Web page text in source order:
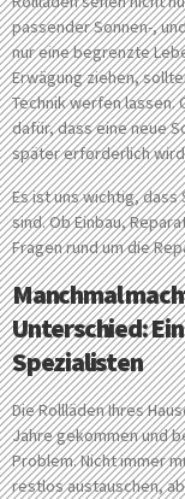
passender Sonnen-,
nur eine begrenzte
Erwägung ziehen,
Technik werfen
dafür, dass eine neue
später erforderlich
Es ist uns wichtig,
sind. Ob Einbau,
Fragen rund um die
Manchmal
Unterschied:
Spezialisten
Die Rollläden Ihres
Jahre gekommen und
Problem. Nicht immer
restlos austauschen,